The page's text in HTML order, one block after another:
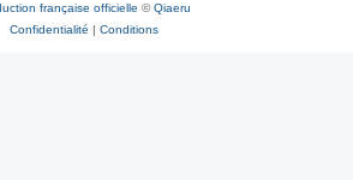
française officielle ©Qiaeru
Confidentialité | Conditions